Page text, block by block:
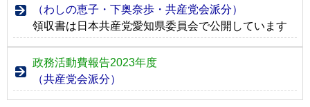
（わしの恵子・下奥奈歩・共産党会派分）
領収書は日本共産党愛知県委員会で公開しています
政務活動費報告2023年度
（共産党会派分）